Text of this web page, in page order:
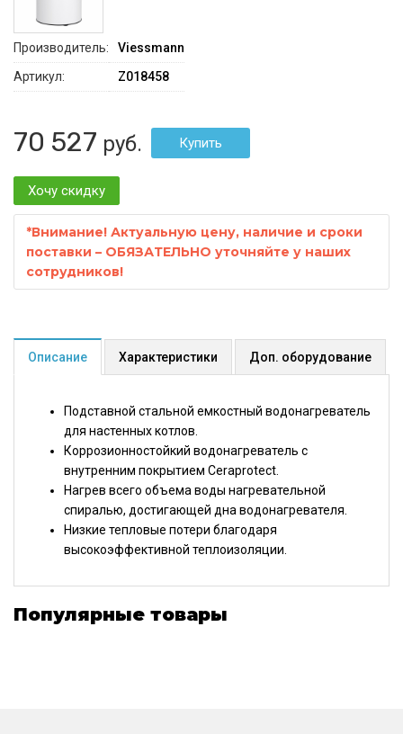
Производитель:
Viessmann
Артикул:
Z018458
70 527 руб.
Хочу скидку
*Внимание! Актуальную цену, наличие и сроки
поставки – ОБЯЗАТЕЛЬНО уточняйте у наших
сотрудников!
Описание Характеристики Доп. оборудование
Подставной стальной емкостный водонагреватель
для настенных котлов.
Коррозионностойкий водонагреватель с
внутренним покрытием Ceraprotect.
Нагрев всего объема воды нагревательной
спиралью, достигающей дна водонагревателя.
Низкие тепловые потери благодаря
высокоэффективной теплоизоляции.
Популярные товары